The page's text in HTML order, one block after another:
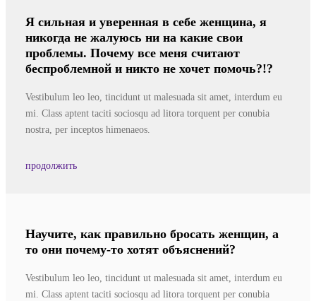
Я сильная и уверенная в себе женщина, я
никогда не жалуюсь ни на какие свои
проблемы. Почему все меня считают
беспроблемной и никто не хочет помочь?!?
Vestibulum leo leo, tincidunt ut malesuada sit amet, interdum eu
mi. Class aptent taciti sociosqu ad litora torquent per conubia
nostra, per inceptos himenaeos.
продолжить
Научите, как правильно бросать женщин, а
то они почему-то хотят объяснений?
Vestibulum leo leo, tincidunt ut malesuada sit amet, interdum eu
mi. Class aptent taciti sociosqu ad litora torquent per conubia